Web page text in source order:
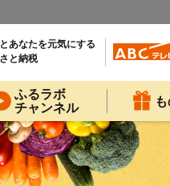
あなたを元気にする
と納税
ふるラボ
チャンネル